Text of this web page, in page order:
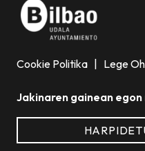
Cookie Politika | Lege
Jakinaren gainean egon